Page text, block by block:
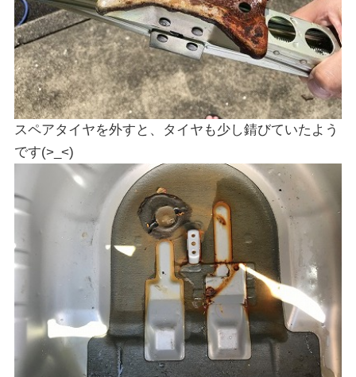
スペアタイヤを外すと、タイヤも少し錆びていたよう
です(>_<)